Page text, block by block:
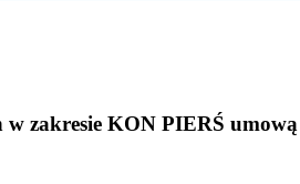
w zakresie KON PIERŚ